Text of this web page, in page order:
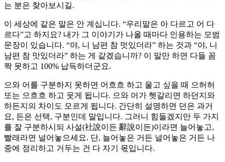
는 분은 찾아보시길.
이 세상에 같은 말은 안 계십니다. “우리말은 아 다르고 어 다
르다”고 하지요? 내가 그 이야기가 나올 때마다 인용하는 모범
문장이 있습니다. “야, 니 남편 참 멋있더라” 하는 것과 “야, 니
남편 참 맛있더라” 하는 게 같겠습니까? 이 말만 하면 다들 꼼
짝 못하고 100% 납득하더군요.
으와 어를 구분하지 못하면 어흐흐 하고 울고 싶을 때 으허허
또는 으흐흐 하고 웃게 됩니다. 으와 어가 헷갈리면 하던지와
하든지의 차이도 모르게 됩니다. 간단히 설명하면 던은 과거
요, 든은 선택, 구분인데 말입니다. 그러니 힘들겠지만 두 가지
를 잘 구분하시되 사설(社說이든 辭說이든)이라면 늘어놓고,
빨래라면 널어놓으세요. 단, 늘어놓은 거든 널어놓은 거든 나
중에 정리하고 거두는 건 다 자기 몫입니다.